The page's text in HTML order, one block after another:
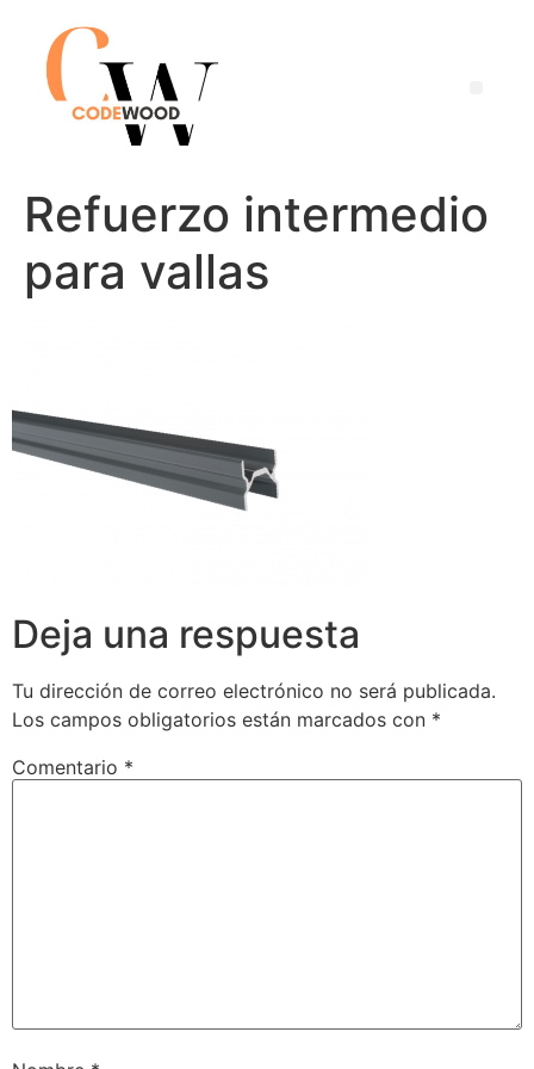
Refuerzo intermedio
para vallas
Deja una respuesta
Tu dirección de correo electrónico no será publicada.
Los campos obligatorios están marcados con *
Comentario *